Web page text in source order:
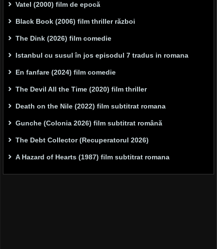
Vatel (2000) film de epocă
Black Book (2006) film thriller război
The Dink (2026) film comedie
Istanbul cu susul în jos episodul 7 tradus in romana
En fanfare (2024) film comedie
The Devil All the Time (2020) film thriller
Death on the Nile (2022) film subtitrat romana
Gunche (Colonia 2026) film subtitrat română
The Debt Collector (Recuperatorul 2026)
A Hazard of Hearts (1987) film subtitrat romana